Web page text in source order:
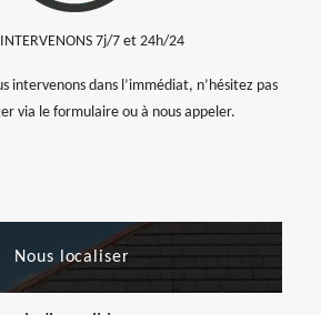
INTERVENONS 7j/7 et 24h/24
intervenons dans l’immédiat, n’hésitez pas
via le formulaire ou à nous appeler.
Nous localiser